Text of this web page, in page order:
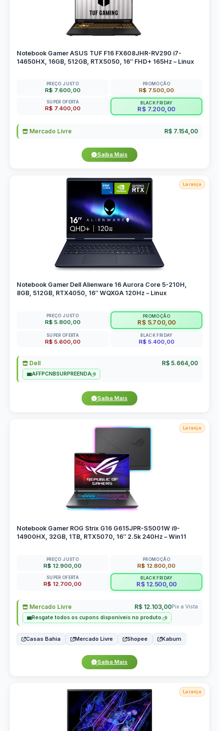
Notebook Gamer ASUS TUF F16 FX608JHR-RV290 i7-
14650HX, 16GB, 512GB, RTX5050, 16″ FHD+ 165Hz – Linux
PREÇO JUSTO
R$ 7.600,00
PROMOÇÃO
R$ 7.500,00
SUPER OFERTA
R$ 7.400,00
BLACK FRIDAY
R$ 7.200,00
Mercado Livre R$ 7.154,00
Saiba Mais
Laranja
Notebook Gamer Dell Alienware 16 Aurora Core 5-210H,
8GB, 512GB, RTX4050, 16″ WQXGA 120Hz – Linux
PREÇO JUSTO
R$ 5.800,00
PROMOÇÃO
R$ 5.700,00
SUPER OFERTA
R$ 5.600,00
BLACK FRIDAY
R$ 5.400,00
Dell R$ 5.664,00
AFFPCNBSURPREENDA
Saiba Mais
Laranja
Notebook Gamer ROG Strix G16 G615JPR-S5001W i9-
14900HX, 32GB, 1TB, RTX5070, 16″ 2.5k 240Hz – Win11
PREÇO JUSTO
R$ 12.900,00
PROMOÇÃO
R$ 12.800,00
SUPER OFERTA
R$ 12.700,00
BLACK FRIDAY
R$ 12.500,00
Mercado Livre R$ 12.103,00Pix a Vista
Resgate todos os cupons disponíveis no produto.
Casas Bahia Mercado Livre Shopee Kabum
Saiba Mais
Laranja